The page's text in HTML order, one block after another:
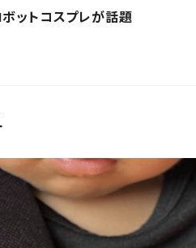
ットコスプレが話題